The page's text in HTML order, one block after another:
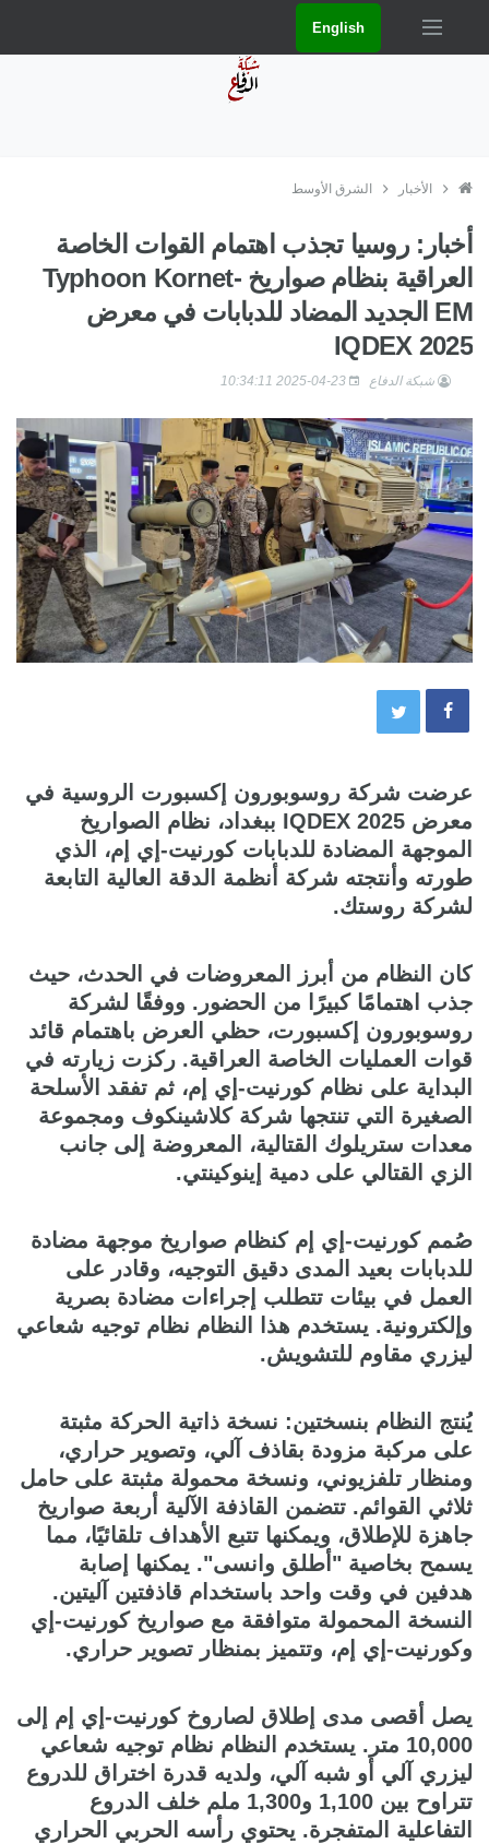
English
الأخبار الشرق الأوسط
أخبار: روسيا تجذب اهتمام القوات الخاصة
العراقية بنظام صواريخ Typhoon Kornet-
EM الجديد المضاد للدبابات في معرض
IQDEX 2025
شبكة الدفاع
عرضت شركة روسوبورون إكسبورت الروسية في
معرض IQDEX 2025 ببغداد، نظام الصواريخ
الموجهة المضادة للدبابات كورنيت-إي إم، الذي
طورته وأنتجته شركة أنظمة الدقة العالية التابعة
لشركة روستك.
كان النظام من أبرز المعروضات في الحدث، حيث
جذب اهتمامًا كبيرًا من الحضور. ووفقًا لشركة
روسوبورون إكسبورت، حظي العرض باهتمام قائد
قوات العمليات الخاصة العراقية. ركزت زيارته في
البداية على نظام كورنيت-إي إم، ثم تفقد الأسلحة
الصغيرة التي تنتجها شركة كلاشينكوف ومجموعة
معدات ستريلوك القتالية، المعروضة إلى جانب
الزي القتالي على دمية إينوكينتي.
صُمم كورنيت-إي إم كنظام صواريخ موجهة مضادة
للدبابات بعيد المدى دقيق التوجيه، وقادر على
العمل في بيئات تتطلب إجراءات مضادة بصرية
وإلكترونية. يستخدم هذا النظام نظام توجيه شعاعي
ليزري مقاوم للتشويش.
يُنتج النظام بنسختين: نسخة ذاتية الحركة مثبتة
على مركبة مزودة بقاذف آلي، وتصوير حراري،
ومنظار تلفزيوني، ونسخة محمولة مثبتة على حامل
ثلاثي القوائم. تتضمن القاذفة الآلية أربعة صواريخ
جاهزة للإطلاق، ويمكنها تتبع الأهداف تلقائيًا، مما
يسمح بخاصية "أطلق وانسى". يمكنها إصابة
هدفين في وقت واحد باستخدام قاذفتين آليتين.
النسخة المحمولة متوافقة مع صواريخ كورنيت-إي
وكورنيت-إي إم، وتتميز بمنظار تصوير حراري.
يصل أقصى مدى إطلاق لصاروخ كورنيت-إي إم إلى
10,000 متر. يستخدم النظام نظام توجيه شعاعي
ليزري آلي أو شبه آلي، ولديه قدرة اختراق للدروع
تتراوح بين 1,100 و1,300 ملم خلف الدروع
التفاعلية المتفجرة. يحتوي رأسه الحربي الحراري